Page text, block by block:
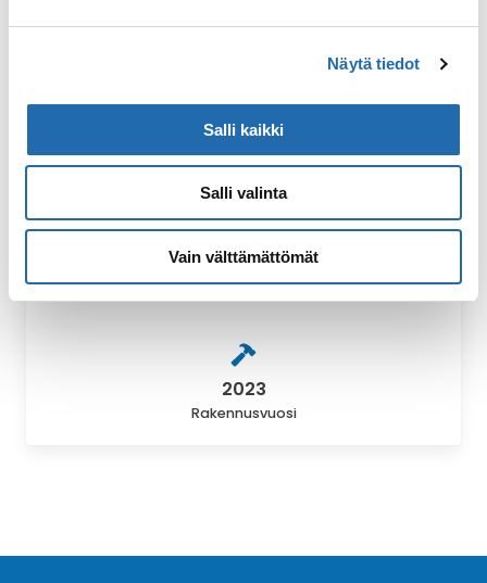
Näytä tiedot
Salli kaikki
Salli valinta
Vain välttämättömät
Bruttotonnit: 5 300
Emerald Sakara
100
Matkustajamäärä
2023
Rakennusvuosi